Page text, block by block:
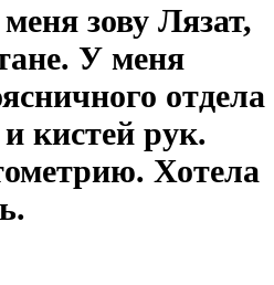
зову Лязат,
У меня
отдела
кистей рук.
Хотела